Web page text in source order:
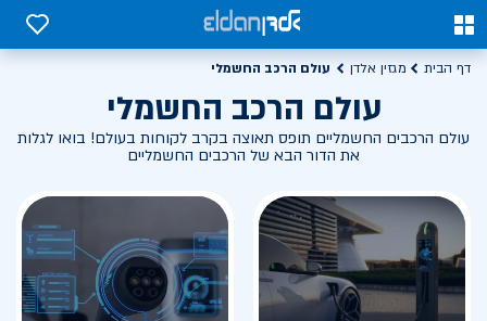
0
0
דף הבית מגזין אלדן עולם הרכב החשמלי
עולם הרכב החשמלי
עולם הרכבים החשמליים תופס תאוצה בקרב לקוחות בעולם! בואו לגלות
את הדור הבא של הרכבים החשמליים